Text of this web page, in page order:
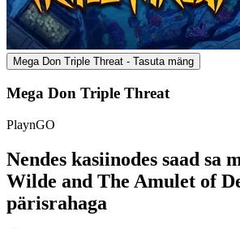
Mega Don Triple Threat - Tasuta mäng
Mega Don Triple Threat
PlaynGO
Nendes kasiinodes saad sa
Wilde and The Amulet of
pärisrahaga